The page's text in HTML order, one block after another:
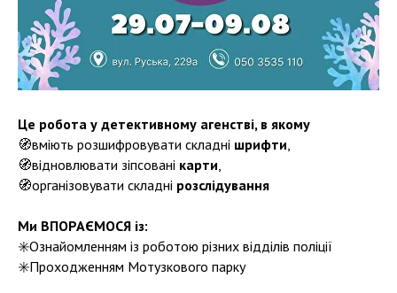
Це робота у детективному агенстві, в якому
🧭вміють розшифровувати складні шрифти,
🧭відновлювати зіпсовані карти,
🧭організовувати складні розслідування
Ми ВПОРАЄМОСЯ із:
✳️Ознайомленням із роботою різних відділів поліції
✳️Проходженням Мотузкового парку